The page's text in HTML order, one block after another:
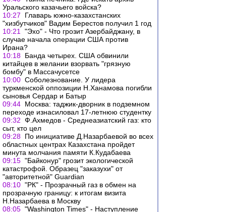
Уральского казачьего войска?
10:27
Главарь южно-казахстанских
"хизбутчиков" Вадим Берестов получил 1 год
10:21
"Эхо" - Что грозит Азербайджану, в
случае начала операции США против
Ирана?
10:18 Банда четырех. США обвинили
китайцев в желании взорвать "грязную
бомбу" в Массачусетсе
10:00 Соболезнование. У лидера
туркменской оппозиции Н.Ханамова погибли
сыновья Сердар и Батыр
09:44 Москва: таджик-дворник в подземном
переходе изнасиловал 17-летнюю студентку
09:32 Ф.Ахмедов - Среднеазиатский газ: кто
сыт, кто цел
09:28 По инициативе Д.Назарбаевой во всех
областных центрах Казахстана пройдет
минута молчания памяти К.Кудабаева
09:15 "Байконур" грозит экологической
катастрофой. Образец "заказухи" от
"авторитетной" Guardian
08:10 "РК" - Прозрачный газ в обмен на
прозрачную границу: к итогам визита
Н.Назарбаева в Москву
08:05 "Washington Times" - Наступление